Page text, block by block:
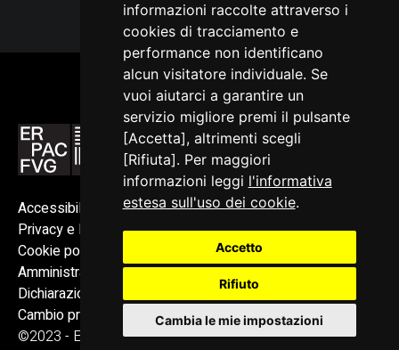
informazioni raccolte attraverso i
cookies di tracciamento e
performance non identificano
alcun visitatore individuale. Se
vuoi aiutarci a garantire un
servizio migliore premi il pulsante
[Accetta], altrimenti scegli
[Rifiuta]. Per maggiori
informazioni leggi l'informativa
estesa sull'uso dei cookie.
Accetto
Rifiuto
Cambia le mie impostazioni
Accessibilità
Privacy e Note legali
Cookie policy
Amministrazione trasparente
Dichiarazione di accessibilità
Cambio preferenze cookie
©2023 - ERPAC FVG